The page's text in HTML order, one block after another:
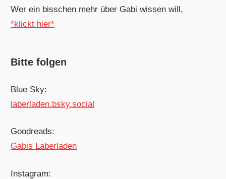
Wer ein bisschen mehr über Gabi wissen will,
*klickt hier*
Bitte folgen
Blue Sky:
laberladen.bsky.social
Goodreads:
Gabis Laberladen
Instagram: